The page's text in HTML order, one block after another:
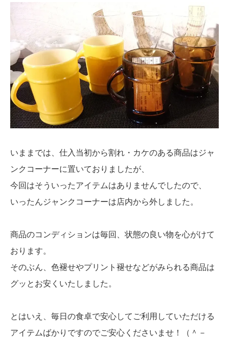
いままでは、仕入当初から割れ・カケのある商品はジャ
ンクコーナーに置いておりましたが、
今回はそういったアイテムはありませんでしたので、
いったんジャンクコーナーは店内から外しました。
商品のコンディションは毎回、状態の良い物を心がけて
おります。
そのぶん、色褪せやプリント褪せなどがみられる商品は
グッとお安くいたしました。
とはいえ、毎日の食卓で安心してご利用していただける
アイテムばかりですのでご安心くださいませ！（＾－